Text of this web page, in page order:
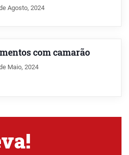
Agosto, 2024
com camarão
Maio, 2024